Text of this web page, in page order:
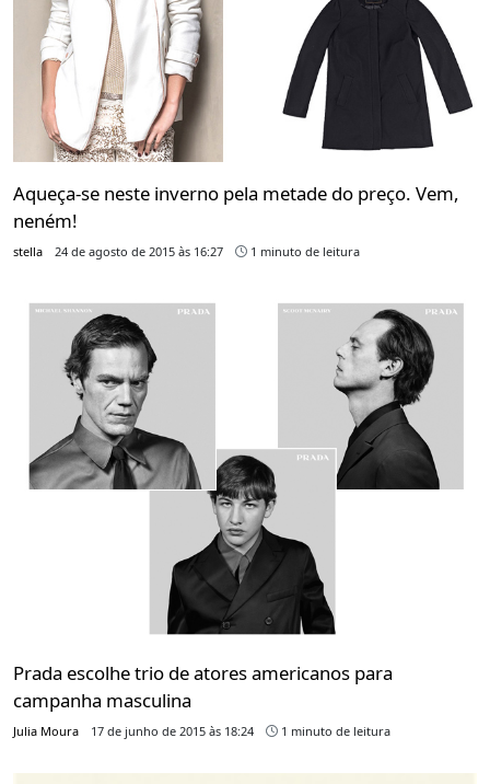
Aqueça-se neste inverno pela metade do preço. Vem,
neném!
stella 24 de agosto de 2015 às 16:27 1 minuto de leitura
Prada escolhe trio de atores americanos para
campanha masculina
Julia Moura 17 de junho de 2015 às 18:24 1 minuto de leitura